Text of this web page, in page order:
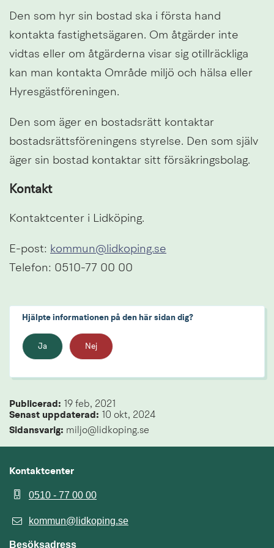
Den som hyr sin bostad ska i första hand
kontakta fastighetsägaren. Om åtgärder inte
vidtas eller om åtgärderna visar sig otillräckliga
kan man kontakta Område miljö och hälsa eller
Hyresgästföreningen.
Den som äger en bostadsrätt kontaktar
bostadsrättsföreningens styrelse. Den som själv
äger sin bostad kontaktar sitt försäkringsbolag.
Kontakt
Kontaktcenter i Lidköping.
E-post: kommun@lidkoping.se
Telefon: 0510-77 00 00
Hjälpte informationen på den här sidan dig?
Ja Nej
Publicerad:
19 feb, 2021
Senast uppdaterad:
10 okt, 2024
Sidansvarig: miljo@lidkoping.se
Kontaktcenter
0510 - 77 00 00
kommun@lidkoping.se
Besöksadress